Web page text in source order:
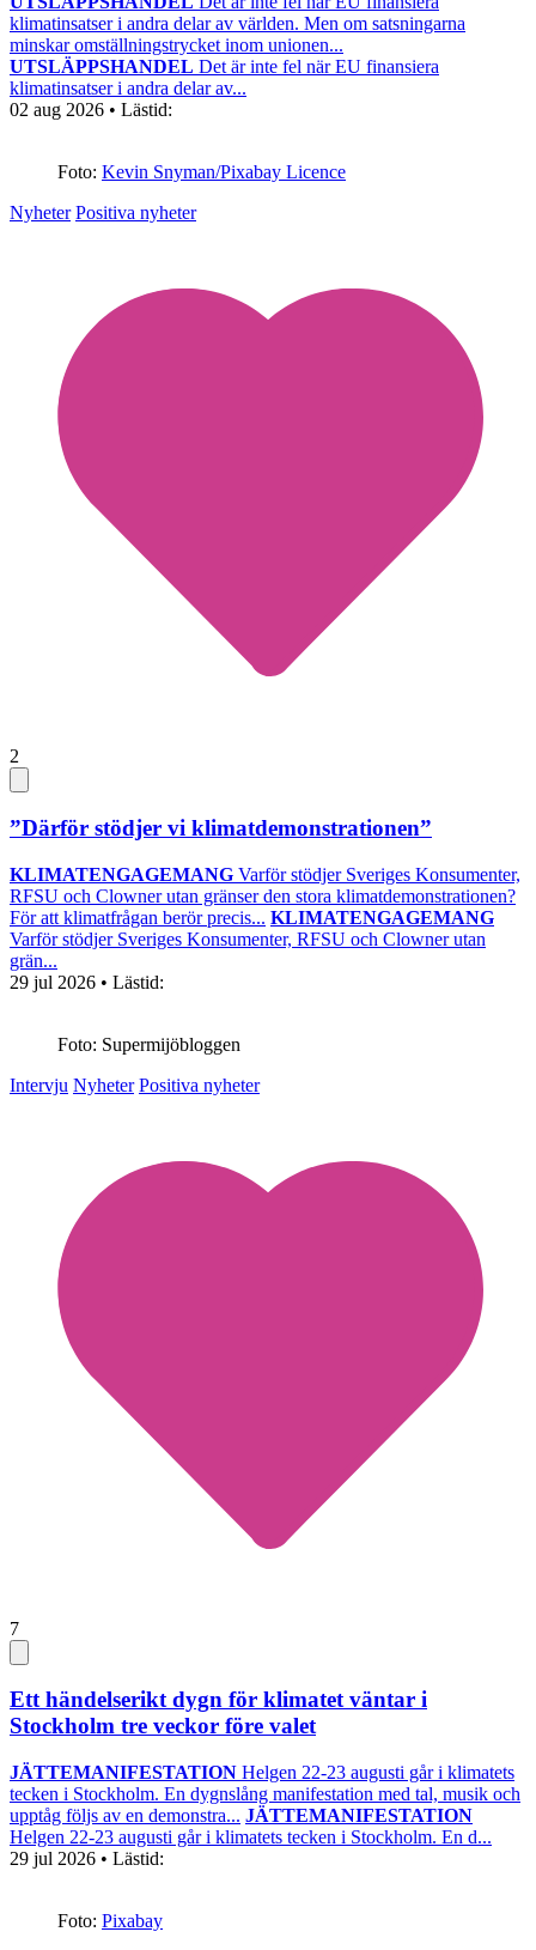
klimatinsatser i andra delar av världen. Men om satsningarna
minskar omställningstrycket inom unionen...
UTSLÄPPSHANDEL Det är inte fel när EU finansiera
klimatinsatser i andra delar av...
02 aug 2026 • Lästid:
Foto: Kevin Snyman/Pixabay Licence
Nyheter Positiva nyheter
2
”Därför stödjer vi klimatdemonstrationen”
KLIMATENGAGEMANG Varför stödjer Sveriges Konsumenter,
RFSU och Clowner utan gränser den stora klimatdemonstrationen?
För att klimatfrågan berör precis... KLIMATENGAGEMANG
Varför stödjer Sveriges Konsumenter, RFSU och Clowner utan
grän...
29 jul 2026 • Lästid:
Foto: Supermijöbloggen
Intervju Nyheter Positiva nyheter
7
Ett händelserikt dygn för klimatet väntar i
Stockholm tre veckor före valet
JÄTTEMANIFESTATION Helgen 22-23 augusti går i klimatets
tecken i Stockholm. En dygnslång manifestation med tal, musik och
upptåg följs av en demonstra... JÄTTEMANIFESTATION
Helgen 22-23 augusti går i klimatets tecken i Stockholm. En d...
29 jul 2026 • Lästid:
Foto: Pixabay